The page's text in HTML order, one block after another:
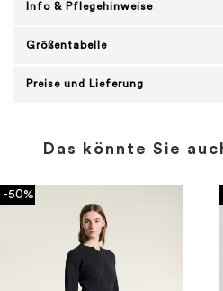
Info & Pflegehinweise
Größentabelle
Preise und Lieferung
Das könnte Sie
-50%